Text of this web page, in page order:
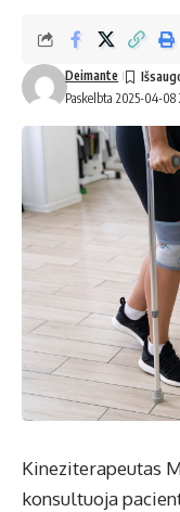
Paskelbta 2025-04-08
Deimante
Kineziterapeutas
konsultuoja